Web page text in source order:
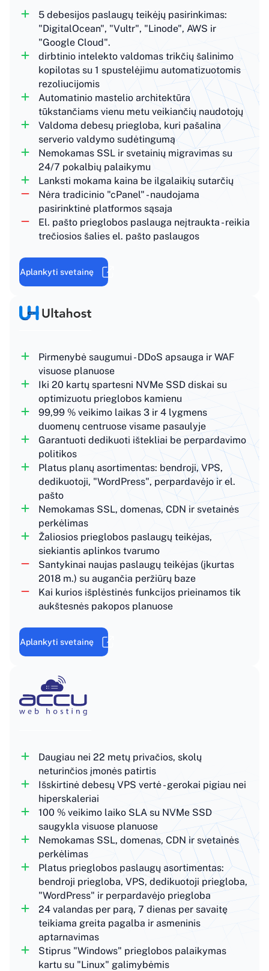
5 debesijos paslaugų teikėjų pasirinkimas:
"DigitalOcean", "Vultr", "Linode", AWS ir
"Google Cloud".
dirbtinio intelekto valdomas trikčių šalinimo
kopilotas su 1 spustelėjimu automatizuotomis
rezoliucijomis
Automatinio mastelio architektūra
tūkstančiams vienu metu veikiančių naudotojų
Valdoma debesų priegloba, kuri pašalina
serverio valdymo sudėtingumą
Nemokamas SSL ir svetainių migravimas su
24/7 pokalbių palaikymu
Lanksti mokama kaina be ilgalaikių sutarčių
Nėra tradicinio "cPanel" - naudojama
pasirinktinė platformos sąsaja
El. pašto prieglobos paslauga neįtraukta - reikia
trečiosios šalies el. pašto paslaugos
Aplankyti svetainę
Pirmenybė saugumui - DDoS apsauga ir WAF
visuose planuose
Iki 20 kartų spartesni NVMe SSD diskai su
optimizuotu prieglobos kamienu
99,99 % veikimo laikas 3 ir 4 lygmens
duomenų centruose visame pasaulyje
Garantuoti dedikuoti ištekliai be perpardavimo
politikos
Platus planų asortimentas: bendroji, VPS,
dedikuotoji, "WordPress", perpardavėjo ir el.
pašto
Nemokamas SSL, domenas, CDN ir svetainės
perkėlimas
Žaliosios prieglobos paslaugų teikėjas,
siekiantis aplinkos tvarumo
Santykinai naujas paslaugų teikėjas (įkurtas
2018 m.) su augančia peržiūrų baze
Kai kurios išplėstinės funkcijos prieinamos tik
aukštesnės pakopos planuose
Aplankyti svetainę
Daugiau nei 22 metų privačios, skolų
neturinčios įmonės patirtis
Išskirtinė debesų VPS vertė - gerokai pigiau nei
hiperskaleriai
100 % veikimo laiko SLA su NVMe SSD
saugykla visuose planuose
Nemokamas SSL, domenas, CDN ir svetainės
perkėlimas
Platus prieglobos paslaugų asortimentas:
bendroji priegloba, VPS, dedikuotoji priegloba,
"WordPress" ir perpardavėjo priegloba
24 valandas per parą, 7 dienas per savaitę
teikiama greita pagalba ir asmeninis
aptarnavimas
Stiprus "Windows" prieglobos palaikymas
kartu su "Linux" galimybėmis